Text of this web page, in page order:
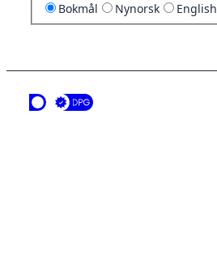
Bokmål Nynorsk English